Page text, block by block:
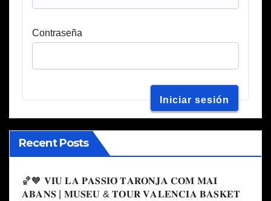
Contraseña
Recent Posts
🏀🧡 𝐕𝐈𝐔 𝐋𝐀 𝐏𝐀𝐒𝐒𝐈𝐎́ 𝐓𝐀𝐑𝐎𝐍𝐉𝐀 𝐂𝐎𝐌 𝐌𝐀𝐈
𝐀𝐁𝐀𝐍𝐒 | 𝐌𝐔𝐒𝐄𝐔 & 𝐓𝐎𝐔𝐑 𝐕𝐀𝐋𝐄𝐍𝐂𝐈𝐀 𝐁𝐀𝐒𝐊𝐄𝐓